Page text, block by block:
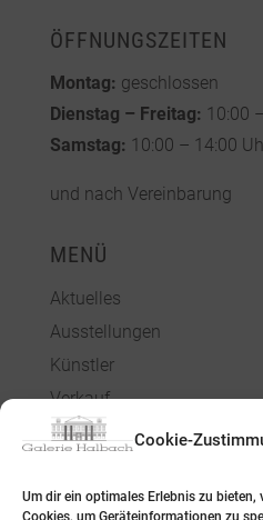
Cookie-
Um dir ein optimales Erlebnis zu bieten,
Cookies, um Geräteinformationen zu
ÖFFNUNGSZEITEN
Montag: geschlossen
Dienstag – Freitag: 10:00
Samstag: 10:00 – 14:00
und nach Vereinbarung
MENÜ
Aktuelles
Ausstellungen
Künstler
Verkauf
Über uns